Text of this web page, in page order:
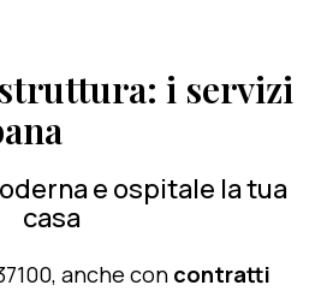
i servizi
e ospitale la tua
casa
anche con contratti